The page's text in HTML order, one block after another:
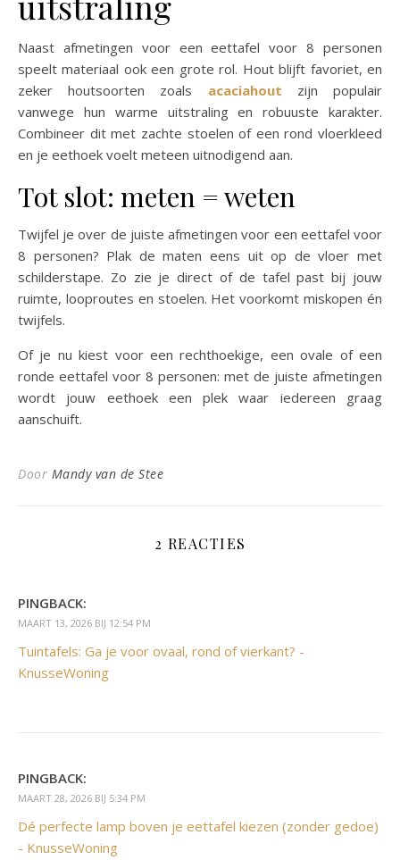
Naast afmetingen voor een eettafel voor 8 personen
speelt materiaal ook een grote rol. Hout blijft favoriet, en
zeker houtsoorten zoals acaciahout zijn populair
vanwege hun warme uitstraling en robuuste karakter.
Combineer dit met zachte stoelen of een rond vloerkleed
en je eethoek voelt meteen uitnodigend aan.
Tot slot: meten = weten
Twijfel je over de juiste afmetingen voor een eettafel voor
8 personen? Plak de maten eens uit op de vloer met
schilderstape. Zo zie je direct of de tafel past bij jouw
ruimte, looproutes en stoelen. Het voorkomt miskopen én
twijfels.
Of je nu kiest voor een rechthoekige, een ovale of een
ronde eettafel voor 8 personen: met de juiste afmetingen
wordt jouw eethoek een plek waar iedereen graag
aanschuift.
Door Mandy van de Stee
2 REACTIES
PINGBACK:
MAART 13, 2026 BIJ 12:54 PM
Tuintafels: Ga je voor ovaal, rond of vierkant? -
KnusseWoning
PINGBACK:
MAART 28, 2026 BIJ 5:34 PM
Dé perfecte lamp boven je eettafel kiezen (zonder gedoe)
- KnusseWoning